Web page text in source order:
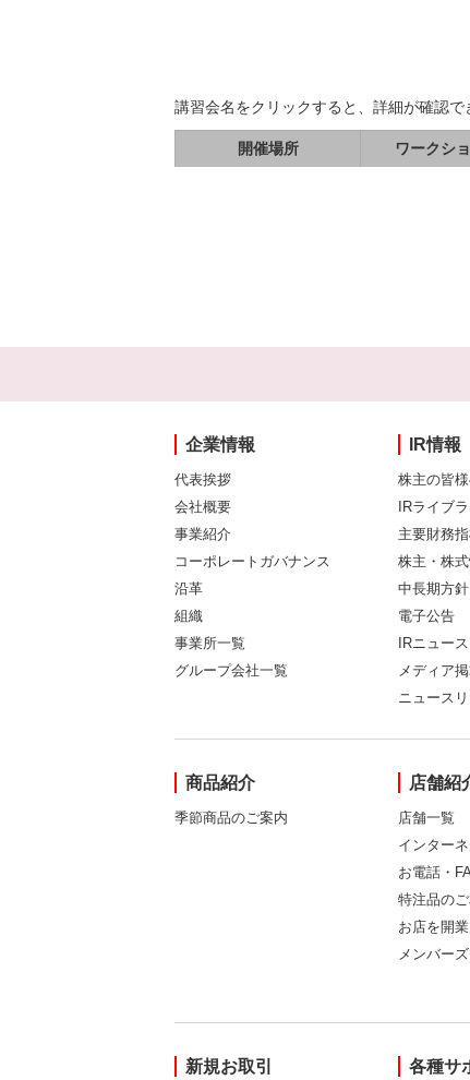
講習会名をクリックすると、詳細が確認で
開催場所 ワークシ
企業情報
代表挨拶
会社概要
事業紹介
コーポレートガバナンス
沿革
組織
事業所一覧
グループ会社一覧
IR情報
株主の皆
IRライブラ
主要財務
株主・株
中長期方針
電子公告
IRニュース
メディア
ニュース
商品紹介
季節商品のご案内
店舗紹
店舗一覧
インター
お電話・
特注品の
お店を開
メンバー
新規お取引 各種サ